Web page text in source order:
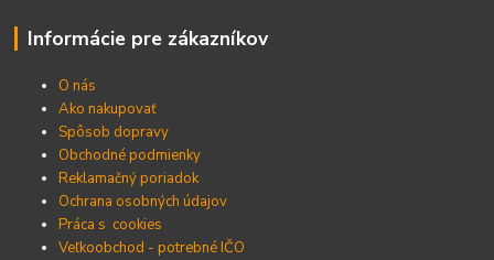
Informácie pre zákazníkov
O nás
Ako nakupovať
Spôsob dopravy
Obchodné podmienky
Reklamačný poriadok
Ochrana osobných údajov
Práca s cookies
Veľkoobchod - potrebné IČO